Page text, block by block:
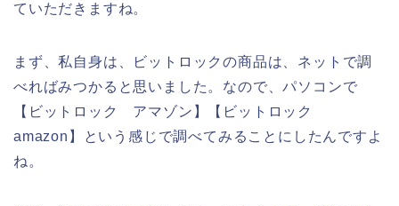
ていただきますね。
まず、私自身は、ビットロックの商品は、ネットで調
べればみつかると思いました。なので、パソコンで
【ビットロック アマゾン】【ビットロック
amazon】という感じで調べてみることにしたんですよ
ね。